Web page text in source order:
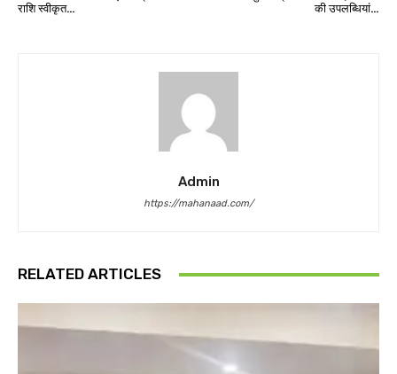
राशि स्वीकृत…
की उपलब्धियां…
Admin
https://mahanaad.com/
RELATED ARTICLES